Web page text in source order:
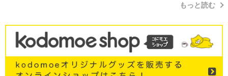
もっと読む